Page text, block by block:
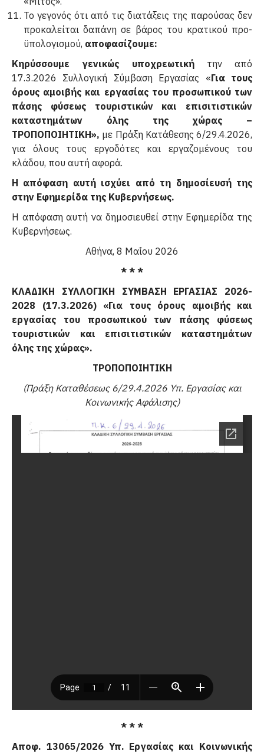
Το γεγονός ότι από τις διατάξεις της παρούσας δεν
προκαλείται δαπάνη σε βάρος του κρατικού προ­
ϋπολογισμού, αποφασίζουμε:
Κηρύσσουμε γενικώς υποχρεωτικήτην από
17.3.2026 Συλλογική Σύμβαση Εργασίας «Για τους
όρους αμοι­βής και εργασίας του προσωπικού των
πάσης φύσεως τουριστικών και επισιτιστικών
καταστημάτων όλης της χώρας –
ΤΡΟΠΟΠΟΙΗΤΙΚΗ», με Πράξη Κατάθεσης 6/29.4.2026,
για όλους τους εργοδότες και εργαζομένους του
κλάδου, που αυτή αφορά.
Η απόφαση αυτή ισχύει από τη δημοσίευσή της
στην Εφημερίδα της Κυβερνήσεως.
Η απόφαση αυτή να δημοσιευθεί στην Εφημερίδα της
Κυβερνήσεως.
Αθήνα, 8 Μαΐου 2026
* * *
ΚΛΑΔΙΚΗ ΣΥΛΛΟΓΙΚΗ ΣΥΜΒΑΣΗ ΕΡΓΑΣΙΑΣ 2026-
2028 (17.3.2026) «Για τους όρους αμοιβής και
εργασίας του προσωπικού των πάσης φύσεως
τουριστικών και επισιτιστικών καταστημάτων
όλης της χώρας».
ΤΡΟΠΟΠΟΙΗΤΙΚΗ
(Πράξη Καταθέσεως 6/29.4.2026 Υπ. Εργασίας και
Κοινωνικής Αφάλισης)
* * *
Αποφ. 13065/2026 Υπ. Εργασίας και Κοινωνικής